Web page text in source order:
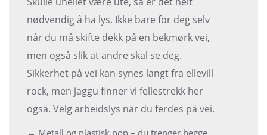
nødvendig å ha lys. Ikke bare for deg selv
når du må skifte dekk på en bekmørk vei,
men også slik at andre skal se deg.
Sikkerhet på vei kan synes langt fra ellevill
rock, men jaggu finner vi fellestrekk her
også. Velg arbeidslys når du ferdes på vei.
← Metall og plastisk pop – du trenger begge